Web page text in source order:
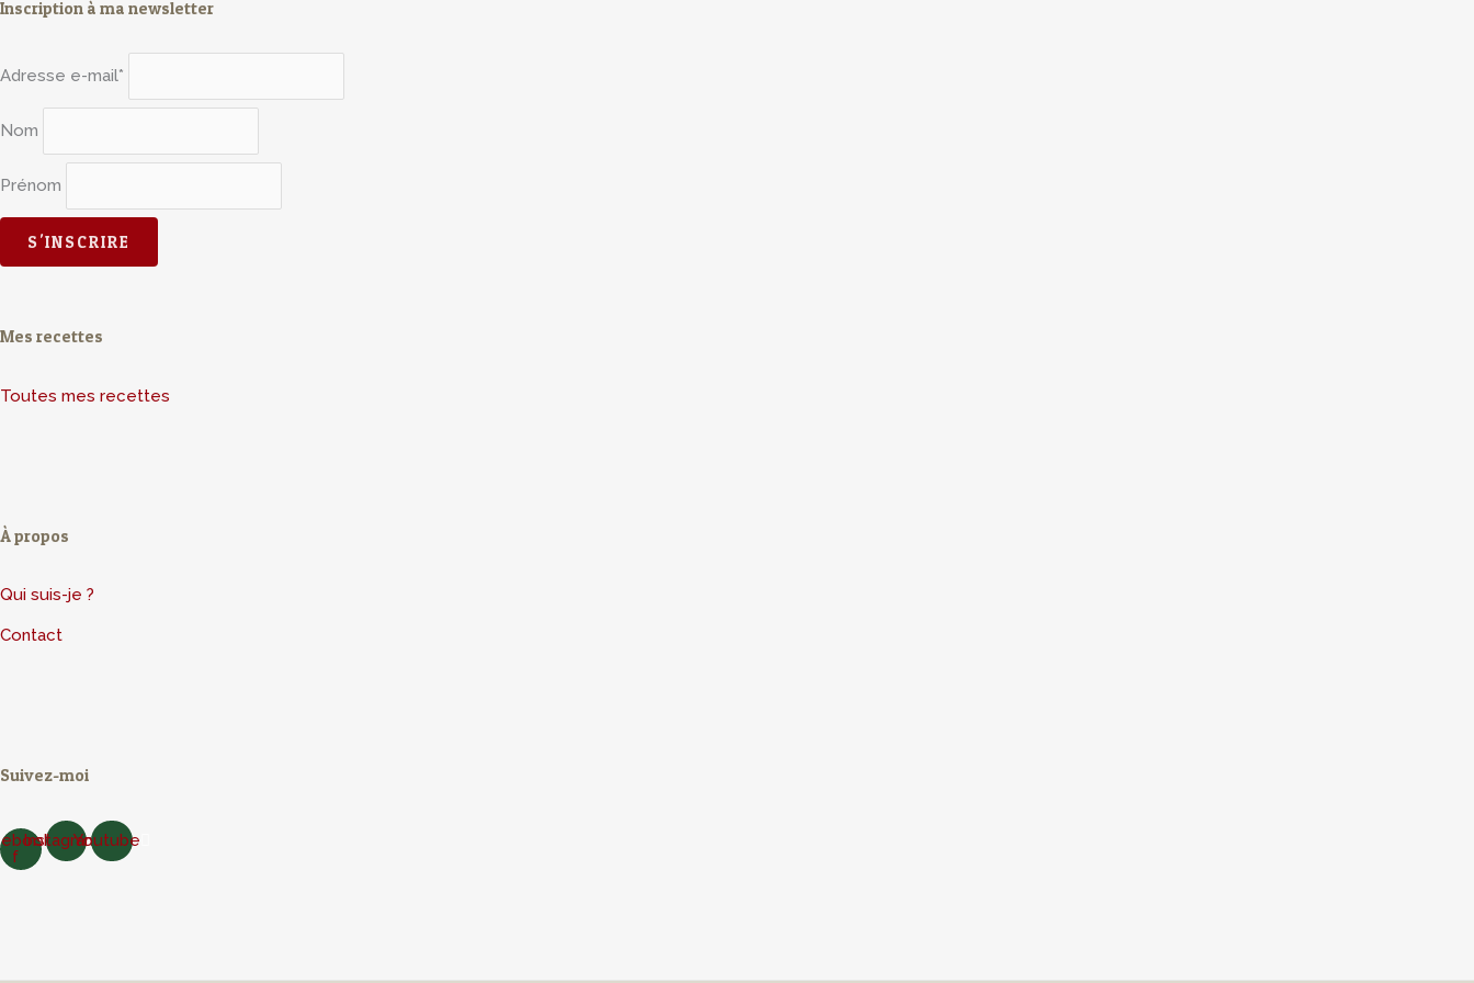
Inscription à ma newsletter
Adresse e-mail*
Nom
Prénom
Mes recettes
Toutes mes recettes
À propos
Qui suis-je ?
Contact
Suivez-moi
f
InstagramYoutube